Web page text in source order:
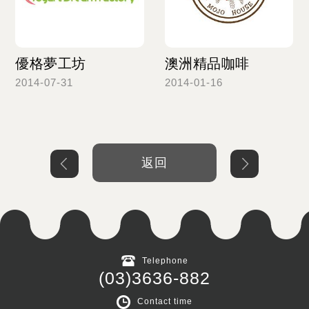
優格夢工坊
2014-07-31
澳洲精品咖啡
2014-01-16
返回
Telephone
(03)3636-882
Contact time